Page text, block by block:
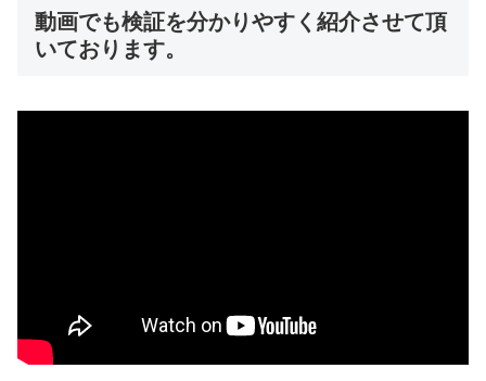
動画でも検証を分かりやすく紹介させて頂
いております。